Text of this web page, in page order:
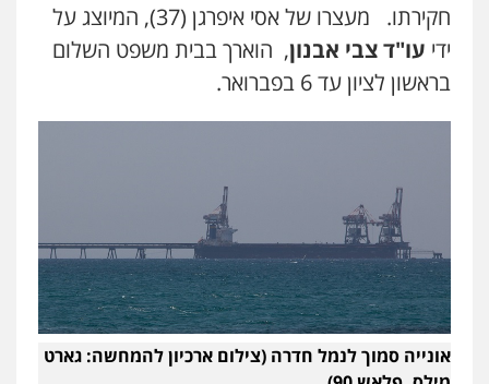
עו"ד נס בן נתן
פלילי כלכלי פשיעה חמורה נוער
0505555110
צבאי
עו"ד משה פלמור
פלילי כלכלי צווארון לבן עורכי דין לענייני
אסירים
0549732303
חקירתו.
מעצרו של אסי איפרגן (37), המיוצג על
ידי עו"ד צבי אבנון, הוארך בבית משפט השלום
בראשון לציון עד 6 בפברואר.
אונייה סמוך לנמל חדרה (צילום ארכיון להמחשה: גארט
עו"ד אבי כהן
פלילי פשיעה חמורה קטינים אלימות
עבירות מין
0523647066
עו"ד עלי סעדי
פלילי פשיעה חמורה ליווי וייצוג בחקירות
ומעצרים
0508824984